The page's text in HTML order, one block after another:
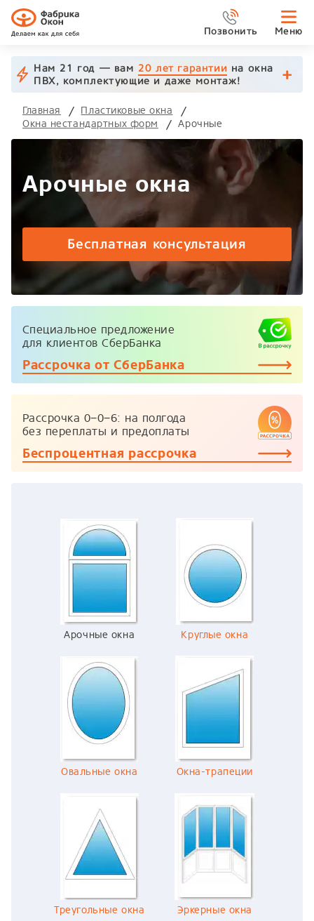
Позвонить Меню
Нам 21 год — вам 20 лет гарантии на окна
ПВХ, комплектующие и даже монтаж!
Главная
Пластиковые окна
Окна нестандартных форм
Арочные
Арочные окна
Бесплатная консультация
Рассрочка от СберБанка
Специальное предложение
для клиентов СберБанка
Беспроцентная рассрочка
Рассрочка 0−0−6: на полгода
без переплаты и предоплаты
Арочные окна Круглые окна
Овальные окна Окна-трапеции
Треугольные окна Эркерные окна